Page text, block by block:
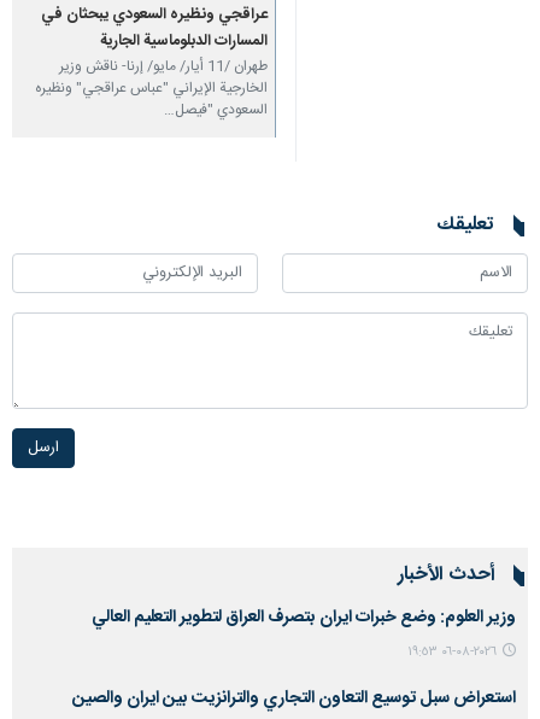
عراقجي ونظيره السعودي يبحثان في
المسارات الدبلوماسیة الجاریة
طهران /11 أيار/ مايو/ إرنا- ناقش وزير
الخارجية الإيراني "عباس عراقجي" ونظيره
السعودي "فيصل…
تعليقك
ارسل
أحدث الأخبار
وزير العلوم: وضع خبرات ايران بتصرف العراق لتطوير التعليم العالي
٢٠٢٦-٠٨-٠٦ ١٩:٥٣
استعراض سبل توسيع التعاون التجاري والترانزيت بين ايران والصين